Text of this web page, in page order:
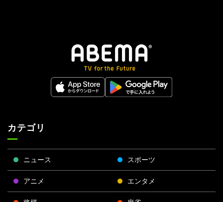
カテゴリ
ニュース スポーツ
アニメ エンタメ